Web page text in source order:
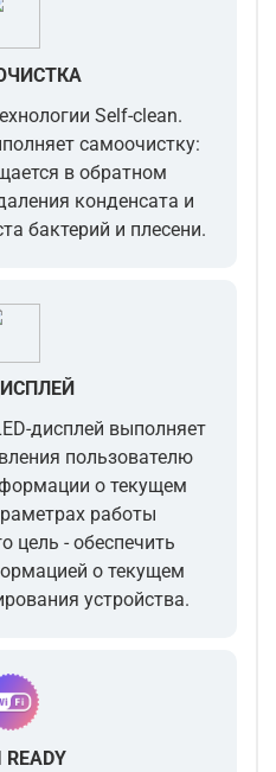
Self-clean.
самоочистку:
в обратном
конденсата и
бактерий и плесени.
дисплей выполняет
пользователю
о текущем
работы
цель - обеспечить
о текущем
устройства.
READY